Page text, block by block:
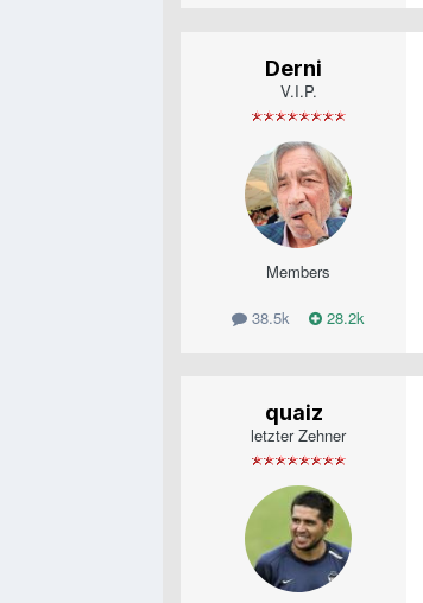
Derni
V.I.P.
Members
38.5k 28.2k
quaiz
letzter Zehner